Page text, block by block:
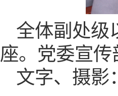
全体副处级
座。 党委宣传
文字、摄影